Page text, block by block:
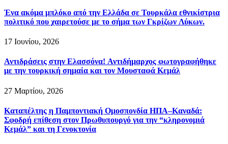
Ένα ακόμα μπλόκο από την Ελλάδα σε Τουρκάλα εθνικίστρια
πολιτικό που χαιρετούσε με το σήμα των Γκρίζων Λύκων.
17 Ιουνίου, 2026
Αντιδράσεις στην Ελασσόνα! Αντιδήμαρχος φωτογραφήθηκε
με την τουρκική σημαία και τον Μουσταφά Κεμάλ
27 Μαρτίου, 2026
Καταπέλτης η Παμποντιακή Ομοσπονδία ΗΠΑ–Καναδά:
Σφοδρή επίθεση στον Πρωθυπουργό για την “κληρονομιά
Κεμάλ” και τη Γενοκτονία